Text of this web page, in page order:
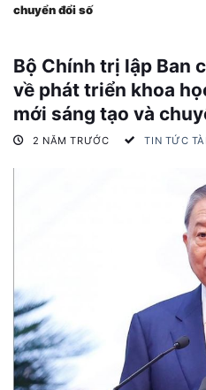
chuyển đổi số
Bộ Chính trị lập Ban
về phát triển khoa
mới sáng tạo và
2 NĂM TRƯỚC TIN TỨC